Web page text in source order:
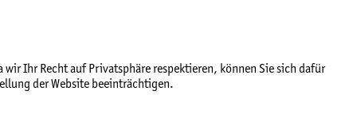
Ihr Recht auf Privatsphäre respektieren, können Sie sich dafür
der Website beeinträchtigen.